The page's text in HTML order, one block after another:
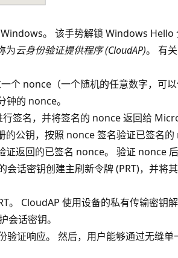
。 该手势解锁 Windows Hello
为云身份验证提供程序 (CloudAP)。 有
nonce（一个随机的任意数字，可以
的 nonce。
签名，并将签名的 nonce 返回给
公钥，按照 nonce 签名验证已签名的
返回的已签名 nonce。 验证 nonce
话密钥创建主刷新令牌 (PRT)，并将
。 CloudAP 使用设备的私有传输密钥
会话密钥。
证响应。 然后，用户能够通过无缝单